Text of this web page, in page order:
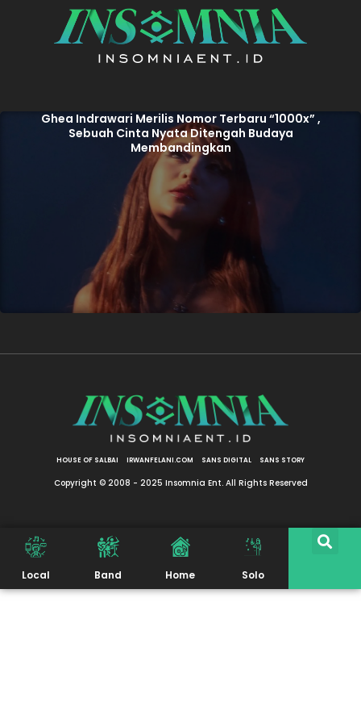
Ghea Indrawari Merilis Nomor Terbaru “1000x” ,
Sebuah Cinta Nyata Ditengah Budaya
Membandingkan
HOUSE OF SALBAI IRWANFELANI.COM SANS DIGITAL SANS STORY
Copyright © 2008 - 2025 Insomnia Ent. All Rights Reserved
Local Band Home Solo